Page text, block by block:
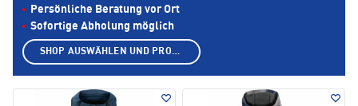
Persönliche Beratung vor Ort
Sofortige Abholung möglich
SHOP AUSWÄHLEN UND PRODUKTE ANZEIGEN